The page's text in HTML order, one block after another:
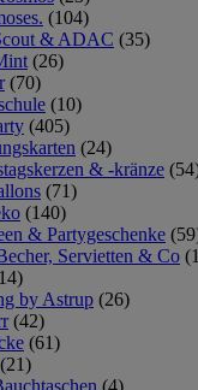
(104)
& ADAC (35)
(26)
(70)
(10)
(405)
(24)
& -kränze
(71)
(140)
& Partygeschenke
Servietten & Co
by Astrup (26)
(42)
(61)
(21)
(4)